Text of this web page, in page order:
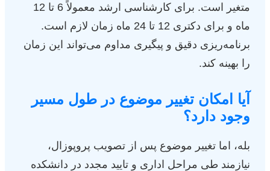
متغیر است. برای کارشناسی ارشد معمولاً 6 تا 12
ماه و برای دکتری 12 تا 24 ماه زمان لازم است.
برنامه‌ریزی دقیق و پیگیری مداوم می‌تواند این زمان
را بهینه کند.
آیا امکان تغییر موضوع در طول مسیر
وجود دارد؟
بله، اما تغییر موضوع پس از تصویب پروپوزال،
نیازمند طی مراحل اداری و تایید مجدد در دانشکده